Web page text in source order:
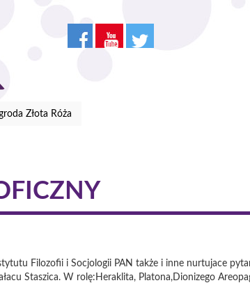
Złota Róża
Filozofii i Socjologii PAN także i inne nurtujace
Staszica. W rolę:Heraklita, Platona,Dionizego